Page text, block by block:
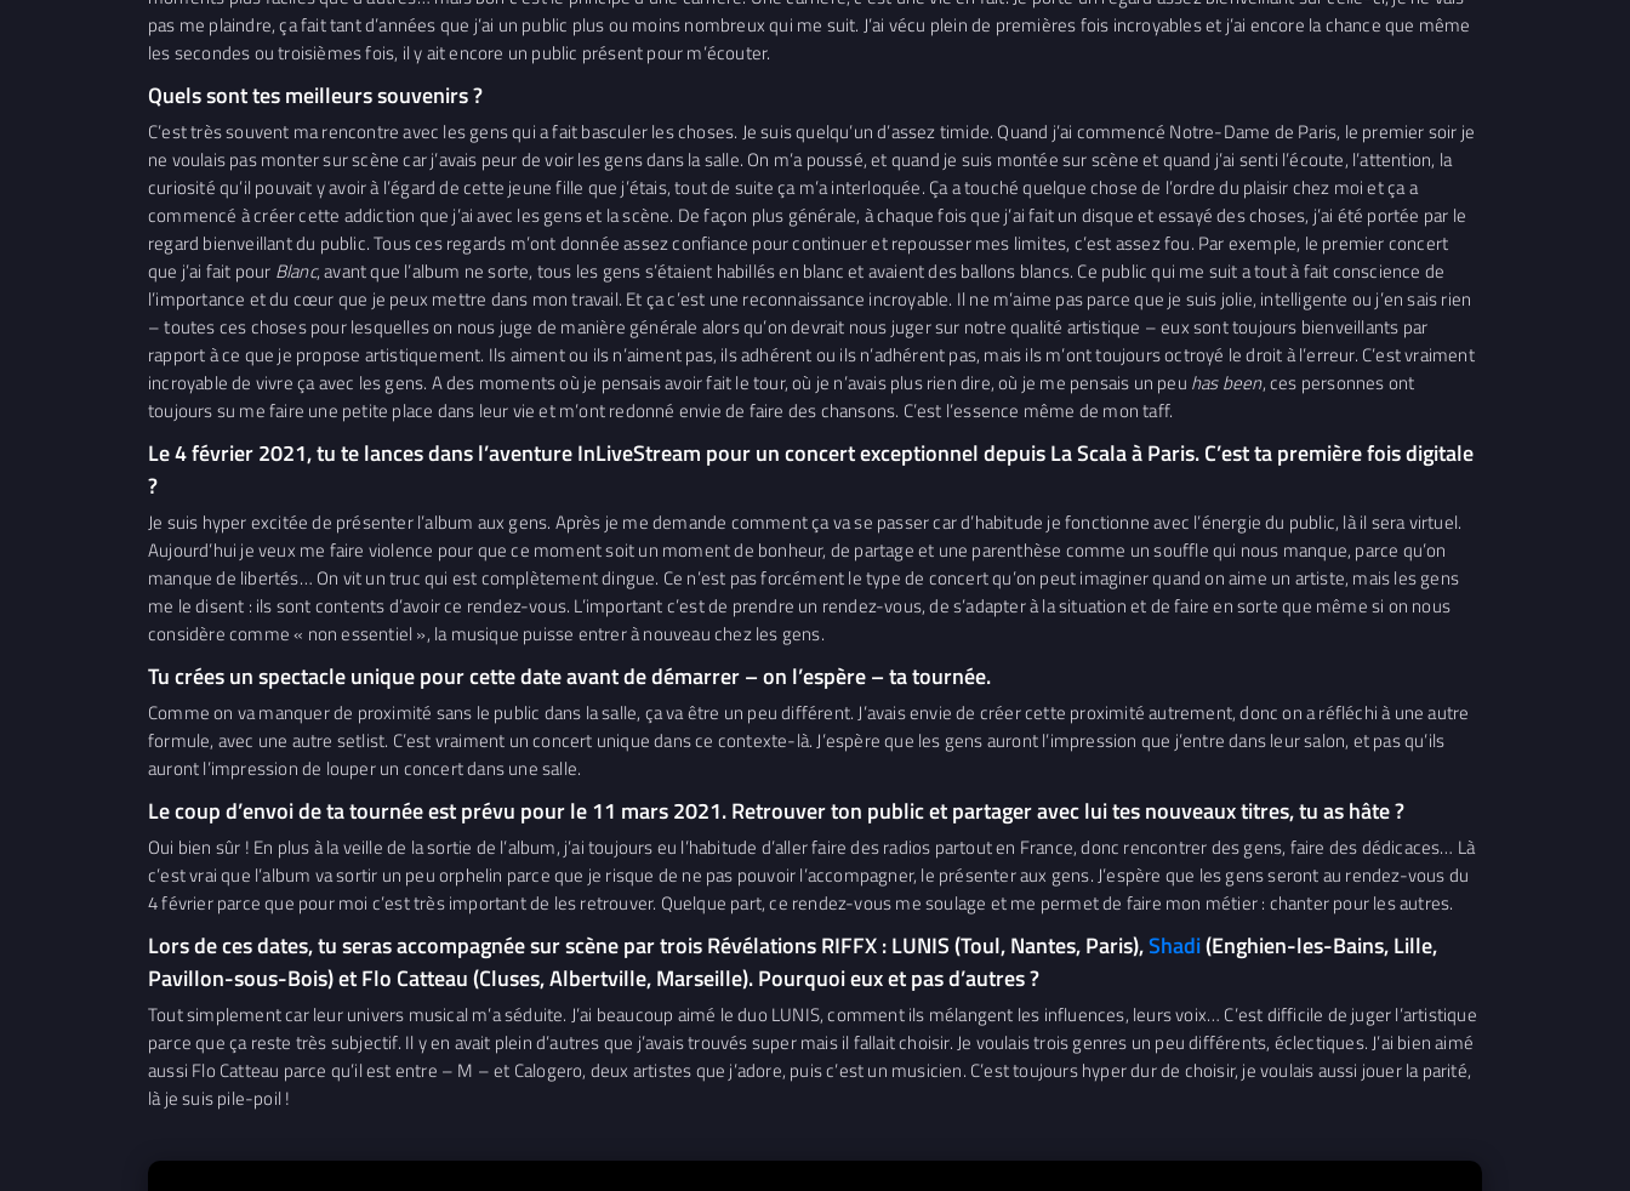
pas me plaindre, ça fait tant d’années que j’ai un public plus ou moins nombreux qui me suit. J’ai vécu plein de premières fois incroyables et j’ai encore la chance que même
les secondes ou troisièmes fois, il y ait encore un public présent pour m’écouter.
Quels sont tes meilleurs souvenirs ?
C’est très souvent ma rencontre avec les gens qui a fait basculer les choses. Je suis quelqu’un d’assez timide. Quand j’ai commencé Notre-Dame de Paris, le premier soir je
ne voulais pas monter sur scène car j’avais peur de voir les gens dans la salle. On m’a poussé, et quand je suis montée sur scène et quand j’ai senti l’écoute, l’attention, la
curiosité qu’il pouvait y avoir à l’égard de cette jeune fille que j’étais, tout de suite ça m’a interloquée. Ça a touché quelque chose de l’ordre du plaisir chez moi et ça a
commencé à créer cette addiction que j’ai avec les gens et la scène. De façon plus générale, à chaque fois que j’ai fait un disque et essayé des choses, j’ai été portée par le
regard bienveillant du public. Tous ces regards m’ont donnée assez confiance pour continuer et repousser mes limites, c’est assez fou. Par exemple, le premier concert
que j’ai fait pour Blanc, avant que l’album ne sorte, tous les gens s’étaient habillés en blanc et avaient des ballons blancs. Ce public qui me suit a tout à fait conscience de
l’importance et du cœur que je peux mettre dans mon travail. Et ça c’est une reconnaissance incroyable. Il ne m’aime pas parce que je suis jolie, intelligente ou j’en sais rien
– toutes ces choses pour lesquelles on nous juge de manière générale alors qu’on devrait nous juger sur notre qualité artistique – eux sont toujours bienveillants par
rapport à ce que je propose artistiquement. Ils aiment ou ils n’aiment pas, ils adhérent ou ils n’adhérent pas, mais ils m’ont toujours octroyé le droit à l’erreur. C’est vraiment
incroyable de vivre ça avec les gens. A des moments où je pensais avoir fait le tour, où je n’avais plus rien dire, où je me pensais un peu has been, ces personnes ont
toujours su me faire une petite place dans leur vie et m’ont redonné envie de faire des chansons. C’est l’essence même de mon taff.
Le 4 février 2021, tu te lances dans l’aventure InLiveStream pour un concert exceptionnel depuis La Scala à Paris. C’est ta première fois digitale
?
Je suis hyper excitée de présenter l’album aux gens. Après je me demande comment ça va se passer car d’habitude je fonctionne avec l’énergie du public, là il sera virtuel.
Aujourd’hui je veux me faire violence pour que ce moment soit un moment de bonheur, de partage et une parenthèse comme un souffle qui nous manque, parce qu’on
manque de libertés… On vit un truc qui est complètement dingue. Ce n’est pas forcément le type de concert qu’on peut imaginer quand on aime un artiste, mais les gens
me le disent : ils sont contents d’avoir ce rendez-vous. L’important c’est de prendre un rendez-vous, de s’adapter à la situation et de faire en sorte que même si on nous
considère comme « non essentiel », la musique puisse entrer à nouveau chez les gens.
Tu crées un spectacle unique pour cette date avant de démarrer – on l’espère – ta tournée.
Comme on va manquer de proximité sans le public dans la salle, ça va être un peu différent. J’avais envie de créer cette proximité autrement, donc on a réfléchi à une autre
formule, avec une autre setlist. C’est vraiment un concert unique dans ce contexte-là. J’espère que les gens auront l’impression que j’entre dans leur salon, et pas qu’ils
auront l’impression de louper un concert dans une salle.
Le coup d’envoi de ta tournée est prévu pour le 11 mars 2021. Retrouver ton public et partager avec lui tes nouveaux titres, tu as hâte ?
Oui bien sûr ! En plus à la veille de la sortie de l’album, j’ai toujours eu l’habitude d’aller faire des radios partout en France, donc rencontrer des gens, faire des dédicaces… Là
c’est vrai que l’album va sortir un peu orphelin parce que je risque de ne pas pouvoir l’accompagner, le présenter aux gens. J’espère que les gens seront au rendez-vous du
4 février parce que pour moi c’est très important de les retrouver. Quelque part, ce rendez-vous me soulage et me permet de faire mon métier : chanter pour les autres.
Lors de ces dates, tu seras accompagnée sur scène par trois Révélations RIFFX : LUNIS (Toul, Nantes, Paris),Shadi(Enghien-les-Bains, Lille,
Pavillon-sous-Bois) et Flo Catteau (Cluses, Albertville, Marseille). Pourquoi eux et pas d’autres ?
Tout simplement car leur univers musical m’a séduite. J’ai beaucoup aimé le duo LUNIS, comment ils mélangent les influences, leurs voix… C’est difficile de juger l’artistique
parce que ça reste très subjectif. Il y en avait plein d’autres que j’avais trouvés super mais il fallait choisir. Je voulais trois genres un peu différents, éclectiques. J’ai bien aimé
aussi Flo Catteau parce qu’il est entre – M – et Calogero, deux artistes que j’adore, puis c’est un musicien. C’est toujours hyper dur de choisir, je voulais aussi jouer la parité,
là je suis pile-poil !